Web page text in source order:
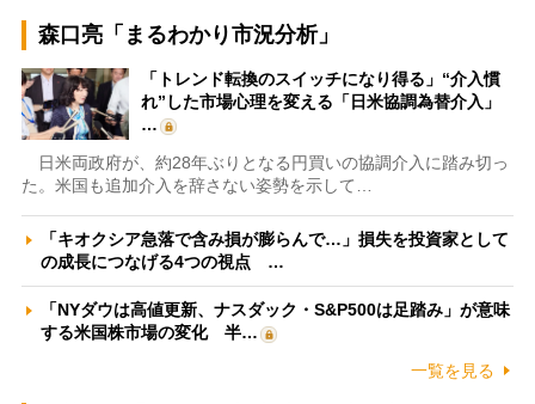
森口亮「まるわかり市況分析」
「トレンド転換のスイッチになり得る」“介入慣
れ”した市場心理を変える「日米協調為替介入」
…
日米両政府が、約28年ぶりとなる円買いの協調介入に踏み切っ
た。米国も追加介入を辞さない姿勢を示して…
「キオクシア急落で含み損が膨らんで…」損失を投資家として
の成長につなげる4つの視点 …
「NYダウは高値更新、ナスダック・S&P500は足踏み」が意味
する米国株市場の変化 半…
一覧を見る